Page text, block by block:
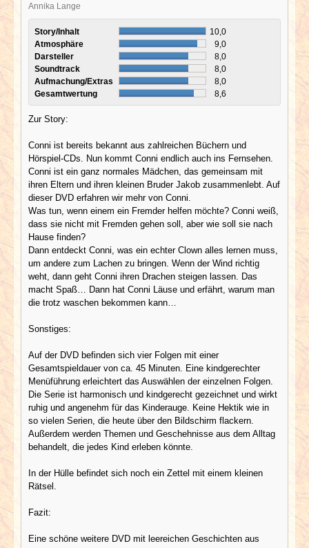
Annika Lange
Story/Inhalt
10,0
Atmosphäre
9,0
Darsteller
8,0
Soundtrack
8,0
Aufmachung/Extras
8,0
Gesamtwertung
8,6
Zur Story:
Conni ist bereits bekannt aus zahlreichen Büchern und
Hörspiel-CDs. Nun kommt Conni endlich auch ins Fernsehen.
Conni ist ein ganz normales Mädchen, das gemeinsam mit
ihren Eltern und ihren kleinen Bruder Jakob zusammenlebt. Auf
dieser DVD erfahren wir mehr von Conni.
Was tun, wenn einem ein Fremder helfen möchte? Conni weiß,
dass sie nicht mit Fremden gehen soll, aber wie soll sie nach
Hause finden?
Dann entdeckt Conni, was ein echter Clown alles lernen muss,
um andere zum Lachen zu bringen. Wenn der Wind richtig
weht, dann geht Conni ihren Drachen steigen lassen. Das
macht Spaß… Dann hat Conni Läuse und erfährt, warum man
die trotz waschen bekommen kann…
Sonstiges:
Auf der DVD befinden sich vier Folgen mit einer
Gesamtspieldauer von ca. 45 Minuten. Eine kindgerechter
Menüführung erleichtert das Auswählen der einzelnen Folgen.
Die Serie ist harmonisch und kindgerecht gezeichnet und wirkt
ruhig und angenehm für das Kinderauge. Keine Hektik wie in
so vielen Serien, die heute über den Bildschirm flackern.
Außerdem werden Themen und Geschehnisse aus dem Alltag
behandelt, die jedes Kind erleben könnte.
In der Hülle befindet sich noch ein Zettel mit einem kleinen
Rätsel.
Fazit:
Eine schöne weitere DVD mit leereichen Geschichten aus